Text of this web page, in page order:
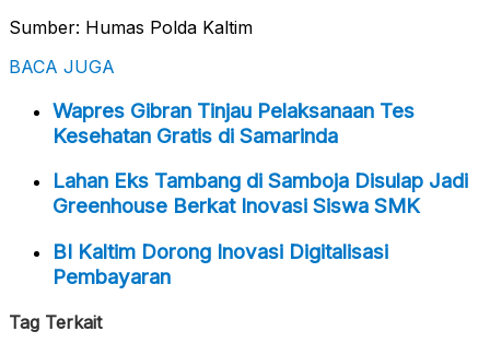
Sumber: Humas Polda Kaltim
BACA JUGA
Wapres Gibran Tinjau Pelaksanaan Tes
Kesehatan Gratis di Samarinda
Lahan Eks Tambang di Samboja Disulap Jadi
Greenhouse Berkat Inovasi Siswa SMK
BI Kaltim Dorong Inovasi Digitalisasi
Pembayaran
Tag Terkait